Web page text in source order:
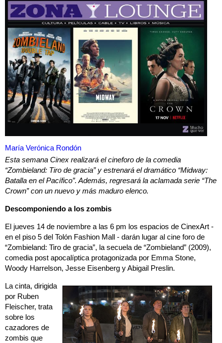
María Verónica Rondón
Esta semana Cinex realizará el cineforo de la comedia
“Zombieland: Tiro de gracia” y estrenará el dramático “Midway:
Batalla en el Pacífico”. Además, regresará la aclamada serie “The
Crown” con un nuevo y más maduro elenco.
Descomponiendo a los zombis
El jueves 14 de noviembre a las 6 pm los espacios de CinexArt -
en el piso 5 del Tolón Fashion Mall - darán lugar al cine foro de
“Zombieland: Tiro de gracia”, la secuela de “Zombieland” (2009),
comedia post apocalíptica protagonizada por Emma Stone,
Woody Harrelson, Jesse Eisenberg y Abigail Preslin.
La cinta, dirigida
por Ruben
Fleischer, trata
sobre los
cazadores de
zombis que